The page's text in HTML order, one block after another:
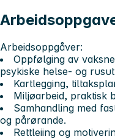
Arbeidsoppgåver:
Oppfølging av
psykiske helse- og
Kartlegging,
Miljøarbeid, praktisk
Samhandling med
og pårørande.
Rettleiing og